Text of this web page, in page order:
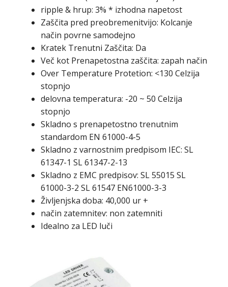
ripple & hrup: 3% * izhodna napetost
Zaščita pred preobremenitvijo: Kolcanje
način povrne samodejno
Kratek Trenutni Zaščita: Da
Več kot Prenapetostna zaščita: zapah način
Over Temperature Protetion: <130 Celzija
stopnjo
delovna temperatura: -20 ~ 50 Celzija
stopnjo
Skladno s prenapetostno trenutnim
standardom EN 61000-4-5
Skladno z varnostnim predpisom IEC: SL
61347-1 SL 61347-2-13
Skladno z EMC predpisov: SL 55015 SL
61000-3-2 SL 61547 EN61000-3-3
Življenjska doba: 40,000 ur +
način zatemnitev: non zatemniti
Idealno za LED luči